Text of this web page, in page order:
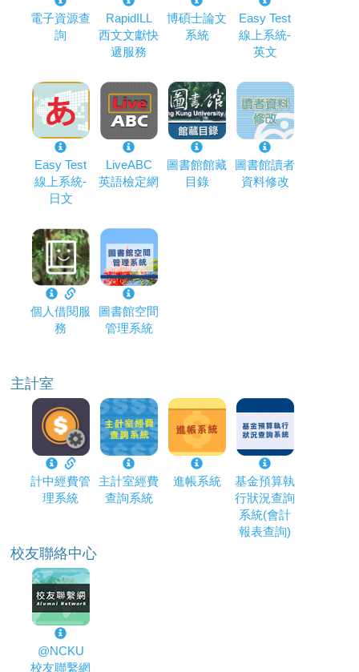
電子資源查
詢
RapidILL
西文文獻快
遞服務
博碩士論文
系統
Easy Test
線上系統-
英文
Easy Test
線上系統-
日文
LiveABC
英語檢定網
圖書館館藏
目錄
圖書館讀者
資料修改
個人借閱服
務
圖書館空間
管理系統
主計室
計中經費管
理系統
主計室經費
查詢系統
進帳系統
基金預算執
行狀況查詢
系統(會計
報表查詢)
校友聯絡中心
@NCKU
校友聯繫網